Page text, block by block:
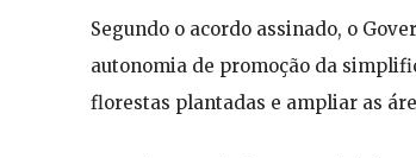
Segundo o acordo assinado, o
autonomia de promoção da
florestas plantadas e ampliar as